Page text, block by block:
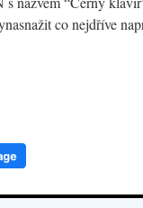
co nejdříve